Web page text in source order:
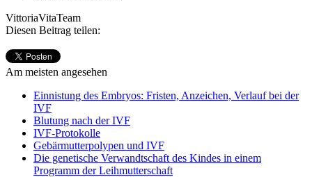
VittoriaVitaTeam
Diesen Beitrag teilen:
Am meisten angesehen
Einnistung des Embryos: Fristen, Anzeichen, Verlauf bei der
IVF
Blutung nach der IVF
IVF-Protokolle
Gebärmutterpolypen und IVF
Die genetische Verwandtschaft des Kindes in einem
Programm der Leihmutterschaft